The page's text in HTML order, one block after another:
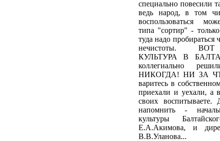
специально повесили
ведь народ, в том
воспользоваться
типа "сортир" -
туда надо пробираться
нечистоты.
КУЛЬТУРА В
коллегиально
НИКОГДА! НИ ЗА
варитесь в
приехали и уехали, а
своих воспитываете.
напомнить -
культуры
Е.А.Акимова, и
В.В.Уланова...